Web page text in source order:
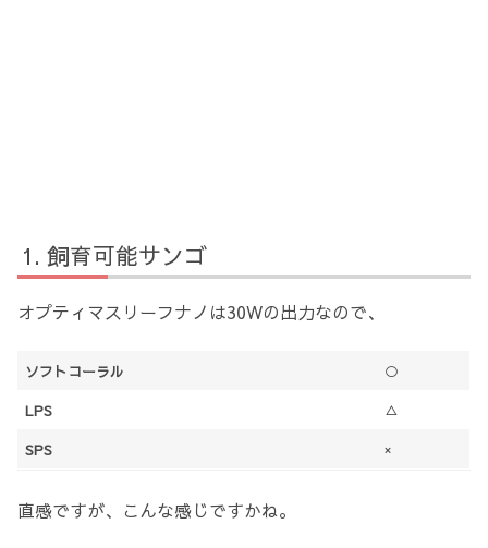
飼育可能サンゴ
オプティマスリーフナノは30Wの出力なので、
ソフトコーラル ○
LPS △
SPS ×
直感ですが、こんな感じですかね。